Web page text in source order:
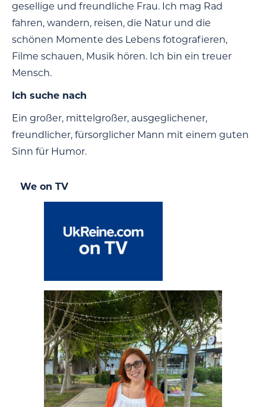
gesellige und freundliche Frau. Ich mag Rad
fahren, wandern, reisen, die Natur und die
schönen Momente des Lebens fotografieren,
Filme schauen, Musik hören. Ich bin ein treuer
Mensch.
Ich suche nach
Ein großer, mittelgroßer, ausgeglichener,
freundlicher, fürsorglicher Mann mit einem guten
Sinn für Humor.
We on TV